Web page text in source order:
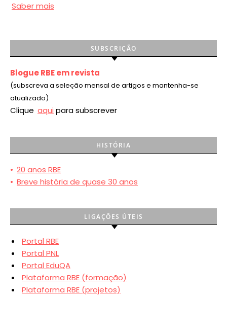
Saber mais
SUBSCRIÇÃO
Blogue RBE em revista
(subscreva a seleção mensal de artigos e mantenha-se
atualizado)
Clique aqui para subscrever
HISTÓRIA
• 20 anos RBE
• Breve história de quase 30 anos
LIGAÇÕES ÚTEIS
Portal RBE
Portal PNL
Portal EduQA
Plataforma RBE (formação)
Plataforma RBE (projetos)